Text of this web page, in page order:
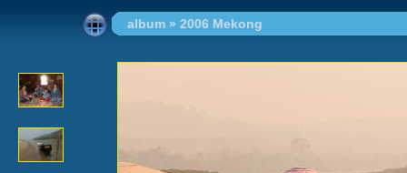
album » 2006 Mekong